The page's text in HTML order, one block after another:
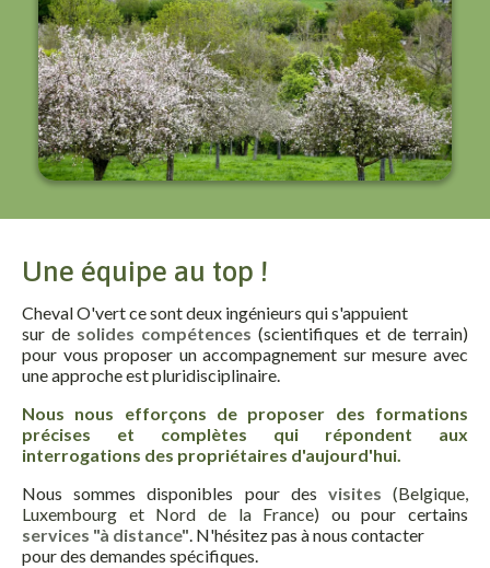
Une équipe au top !
Cheval O'vert ce sont deux ingénieurs qui s'appuient
sur de solides compétences (scientifiques et de terrain)
pour vous proposer un accompagnement sur mesure avec
une approche est pluridisciplinaire.
Nous nous efforçons de proposer des formations
précises et complètes qui répondent aux
interrogations des propriétaires d'aujourd'hui.
Nous sommes disponibles pour des visites (Belgique,
Luxembourg et Nord de la France)
ou pour certains
services "à distance". N'hésitez pas à nous contacter
pour des demandes spécifiques.